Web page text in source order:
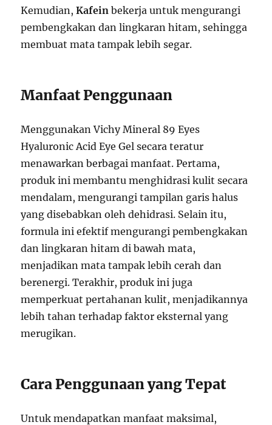
Kemudian,Kafein bekerja untuk mengurangi
pembengkakan dan lingkaran hitam, sehingga
membuat mata tampak lebih segar.
Manfaat Penggunaan
Menggunakan Vichy Mineral 89 Eyes
Hyaluronic Acid Eye Gel secara teratur
menawarkan berbagai manfaat. Pertama,
produk ini membantu menghidrasi kulit secara
mendalam, mengurangi tampilan garis halus
yang disebabkan oleh dehidrasi. Selain itu,
formula ini efektif mengurangi pembengkakan
dan lingkaran hitam di bawah mata,
menjadikan mata tampak lebih cerah dan
berenergi. Terakhir, produk ini juga
memperkuat pertahanan kulit, menjadikannya
lebih tahan terhadap faktor eksternal yang
merugikan.
Cara Penggunaan yang Tepat
Untuk mendapatkan manfaat maksimal,